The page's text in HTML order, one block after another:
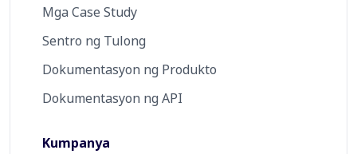
Mga Case Study
Sentro ng Tulong
Dokumentasyon ng Produkto
Dokumentasyon ng API
Kumpanya